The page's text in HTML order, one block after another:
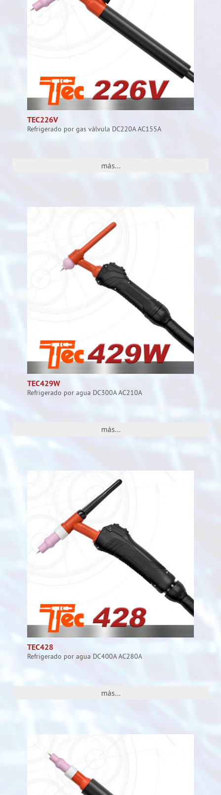
TEC226V
Refrigerado por gas válvula DC220A AC155A
más...
TEC429W
Refrigerado por agua DC300A AC210A
más...
TEC428
Refrigerado por agua DC400A AC280A
más...